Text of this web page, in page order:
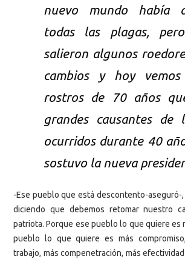
nuevo mundo había
todas las plagas,
salieron algunos
cambios y hoy
rostros de 70 años
grandes causantes de
ocurridos durante 40
sostuvo la nueva
-Ese pueblo que está descontento-aseguró-
diciendo que debemos retomar nuestro
patriota. Porque ese pueblo lo que quiere es
pueblo lo que quiere es más
trabajo, más compenetración, más